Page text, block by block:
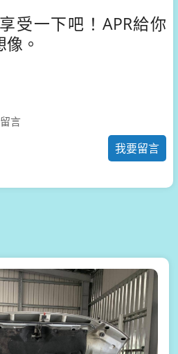
受一下吧！APR給你
。
言
我要留言